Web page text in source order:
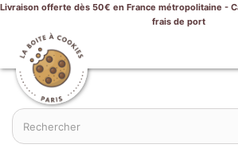
Livraison offerte dès 50€ en France métropolitaine -
frais de port